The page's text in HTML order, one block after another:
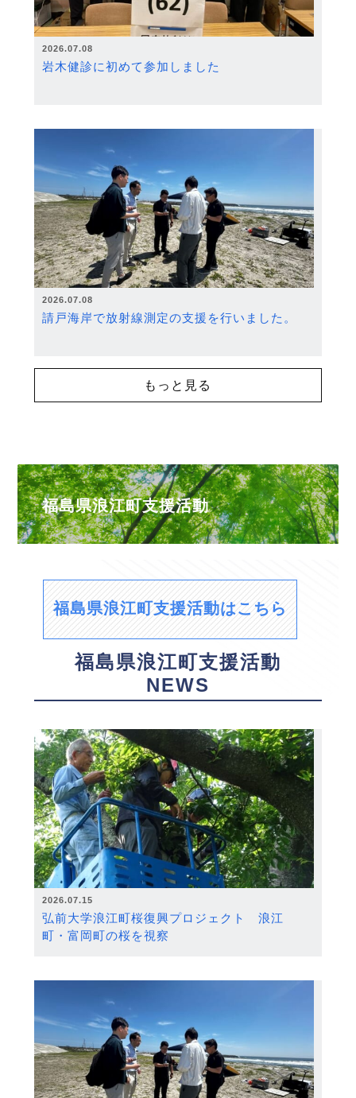
2026.07.08
岩木健診に初めて参加しました
2026.07.08
請戸海岸で放射線測定の支援を行いました。
もっと見る
福島県浪江町支援活動
福島県浪江町支援活動はこちら
福島県浪江町支援活動
NEWS
2026.07.15
弘前大学浪江町桜復興プロジェクト 浪江
町・富岡町の桜を視察